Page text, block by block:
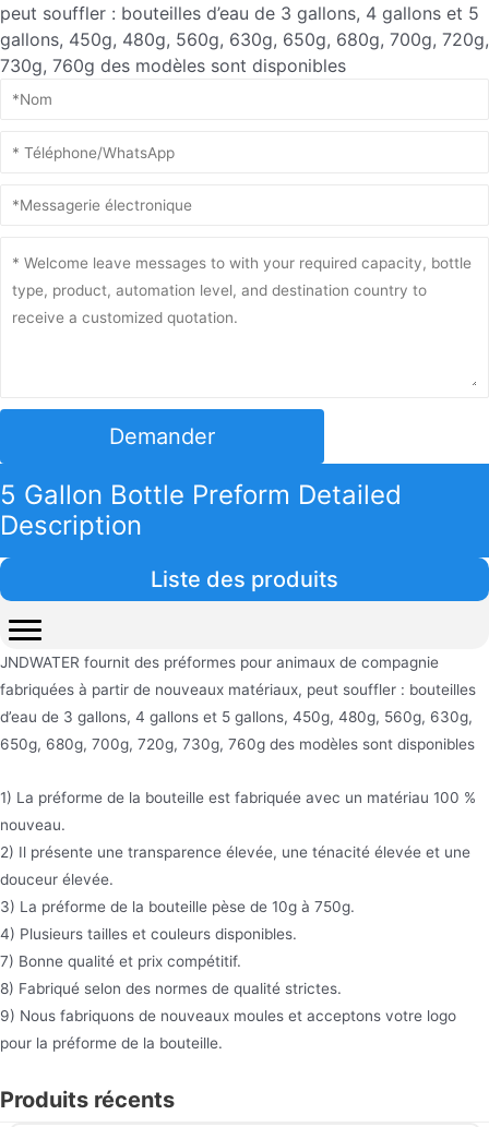
peut souffler : bouteilles d’eau de 3 gallons, 4 gallons et 5
gallons, 450g, 480g, 560g, 630g, 650g, 680g, 700g, 720g,
730g, 760g des modèles sont disponibles
Demander
5 Gallon Bottle Preform Detailed
Description
JNDWATER fournit des préformes pour animaux de compagnie
fabriquées à partir de nouveaux matériaux, peut souffler : bouteilles
d’eau de 3 gallons, 4 gallons et 5 gallons, 450g, 480g, 560g, 630g,
650g, 680g, 700g, 720g, 730g, 760g des modèles sont disponibles
1) La préforme de la bouteille est fabriquée avec un matériau 100 %
nouveau.
2) Il présente une transparence élevée, une ténacité élevée et une
douceur élevée.
3) La préforme de la bouteille pèse de 10g à 750g.
4) Plusieurs tailles et couleurs disponibles.
7) Bonne qualité et prix compétitif.
8) Fabriqué selon des normes de qualité strictes.
9) Nous fabriquons de nouveaux moules et acceptons votre logo
pour la préforme de la bouteille.
Liste des produits
Produits récents